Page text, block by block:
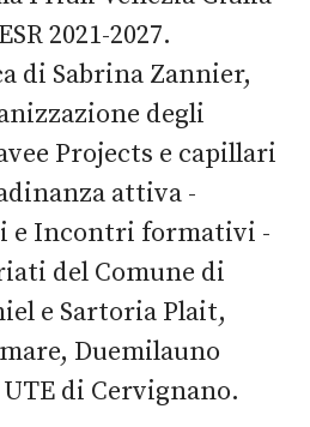
2021-2027.
di Sabrina Zannier,
degli
Projects e capillari
attiva -
e Incontri formativi -
del Comune di
e Sartoria Plait,
Duemilauno
di Cervignano.